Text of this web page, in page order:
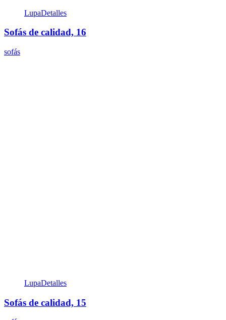
LupaDetalles
Sofás de calidad, 16
sofás
LupaDetalles
Sofás de calidad, 15